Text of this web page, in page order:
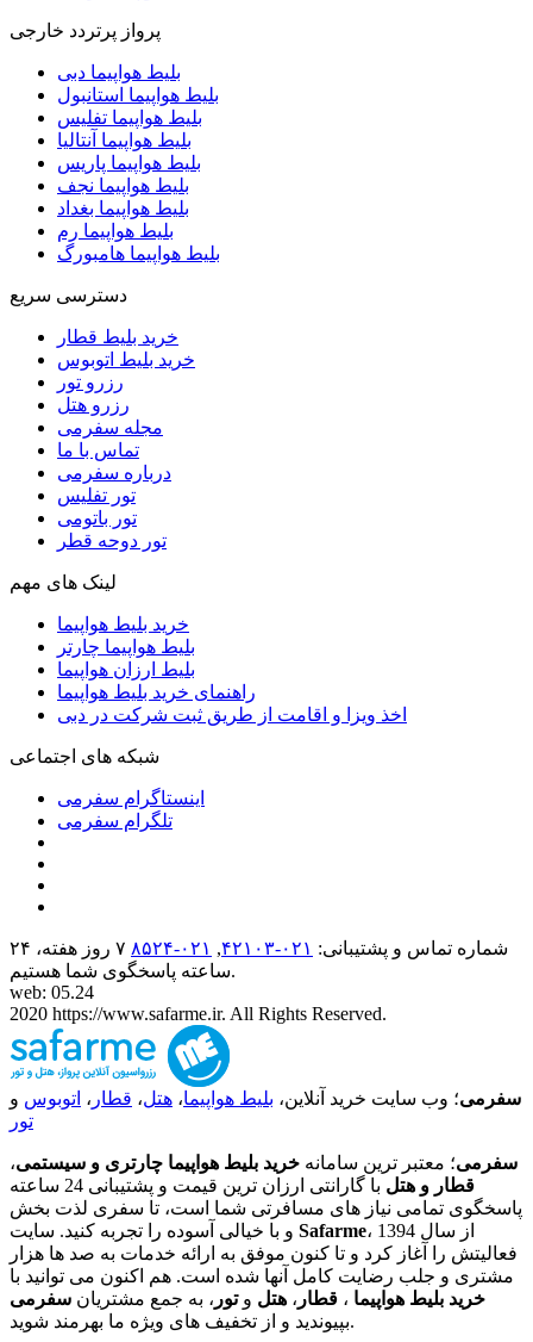
پرواز پرتردد خارجی
بلیط هواپیما دبی
بلیط هواپیما استانبول
بلیط هواپیما تفلیس
بلیط هواپیما آنتالیا
بلیط هواپیما پاریس
بلیط هواپیما نجف
بلیط هواپیما بغداد
بلیط هواپیما رم
بلیط هواپیما هامبورگ
دسترسی سریع
خرید بلیط قطار
خرید بلیط اتوبوس
رزرو تور
رزرو هتل
مجله سفرمی
تماس با ما
درباره سفرمی
تور تفلیس
تور باتومی
تور دوحه قطر
لینک های مهم
خرید بلیط هواپیما
بلیط هواپیما چارتر
بلیط ارزان هواپیما
راهنمای خرید بلیط هواپیما
اخذ ویزا و اقامت از طریق ثبت شرکت در دبی
شبکه های اجتماعی
اینستاگرام سفرمی
تلگرام سفرمی
شماره تماس و پشتیبانی: ۰۲۱-۴٢١٠٣ , ۰۲۱-۸۵۲۴
۷ روز هفته، ۲۴
ساعته پاسخگوی شما هستیم.
web: 05.24
2020 https://www.safarme.ir. All Rights Reserved.
سفرمی؛ وب سایت خرید آنلاین، بلیط هواپیما، هتل، قطار ، اتوبوس و
تور
سفرمی؛ معتبر ترین سامانه خرید بلیط هواپیما چارتری و سیستمی،
قطار و هتل
با گارانتی ارزان ترین قیمت و پشتیبانی 24 ساعته
پاسخگوی تمامی نیاز های مسافرتی شما است، تا سفری لذت بخش
Safarme، از سال 1394
فعالیتش را آغاز کرد و تا کنون موفق به ارائه خدمات به صد ها هزار
مشتری و جلب رضایت کامل آنها شده است. هم اکنون می توانید با
خرید بلیط هواپیما ، قطار ، هتل وتور ، به جمع مشتریان سفرمی
بپیوندید و از تخفیف های ویژه ما بهرمند شوید.